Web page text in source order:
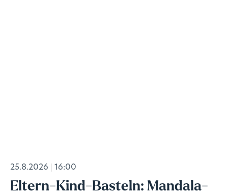
25.8.2026 16:00
Eltern-Kind-Basteln: Mandala-